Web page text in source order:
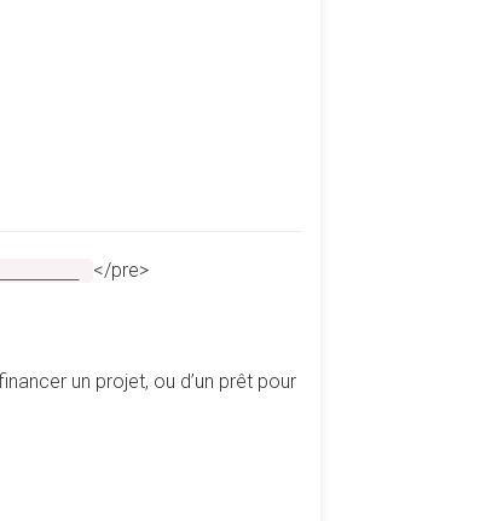
</pre>
un projet, ou d’un prêt pour